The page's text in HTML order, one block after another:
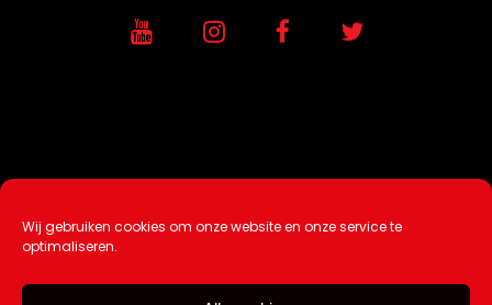
Wij gebruiken cookies om onze website en onze service te
optimaliseren.
Ontwikkeling / Hosting doorAtSea